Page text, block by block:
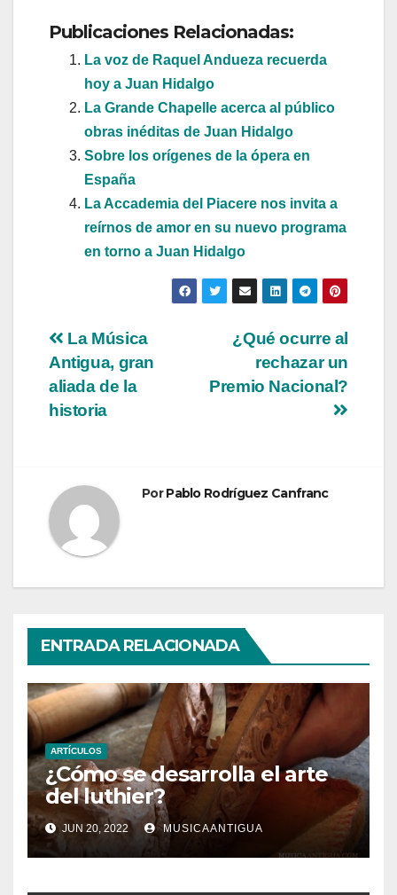
Publicaciones Relacionadas:
La voz de Raquel Andueza recuerda
hoy a Juan Hidalgo
La Grande Chapelle acerca al público
obras inéditas de Juan Hidalgo
Sobre los orígenes de la ópera en
España
La Accademia del Piacere nos invita a
reírnos de amor en su nuevo programa
en torno a Juan Hidalgo
Navegación
de
entradas
¿Qué ocurre al
rechazar un
Premio Nacional?
La Música
Antigua, gran
aliada de la
historia
PorPablo Rodríguez Canfranc
ENTRADA RELACIONADA
ARTÍCULOS
¿Cómo se desarrolla el arte
del luthier?
JUN 20, 2022 MUSICAANTIGUA